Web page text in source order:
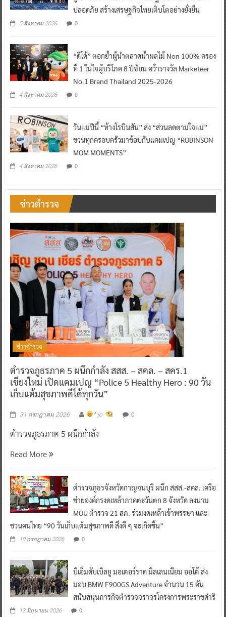
ปลอดภัย สร้างเศรษฐกิจไทยเติบโตอย่างยั่งยืน
5 สิงหาคม 2026 0
“ดีโด้” ตอกย้ำผู้นำตลาดน้ำผลไม้ Non 100% ครอง
ที่ 1 ในใจผู้บริโภค 8 ปีซ้อน คว้ารางวัล Marketeer
No.1 Brand Thailand 2025-2026
4 สิงหาคม 2026 0
วันแม่ปีนี้ “ห้างโรบินสัน” ส่ง “ส่วนลดตามใจแม่”
ชวนทุกครอบครัวมาช้อปกับแคมเปญ “ROBINSON
MOM MOMENTS”
4 สิงหาคม 2026 0
ข่าวตำรวจ
ข่าวตำรวจ
ตำรวจภูธรภาค 5 ผนึกกำลัง สสส. – สคล. – สคร.1
เชียงใหม่ เปิดแคมเปญ “Police 5 Healthy Hero : 90 วัน
เก็บแต้มสุขภาพดีได้ทุกวัน”
31 กรกฎาคม 2026 ^ jo ^ 0
ตำรวจภูธรภาค 5 ผนึกกำลัง
Read More
ตำรวจภูธรจังหวัดกาญจนบุรี ผนึก สสส.-สคล. เครือ
ข่ายองค์กรงดเหล้าภาคตะวันตก 8 จังหวัด ลงนาม
MOU ตำรวจ 21 สภ. ร่วมงดเหล้าเข้าพรรษา และ
ชวนคนไทย “90 วันเก็บแต้มสุขภาพดี สิ่งดี ๆ จะเกิดขึ้น”
10 กรกฎาคม 2026 0
บีเอ็มดับเบิลยู มอเตอร์ราด มิลเลนเนียม ออโต้ ส่ง
มอบ BMW F900GS Adventure จำนวน 15 คัน
สนับสนุนภารกิจตำรวจจราจรโครงการพระราชดำริ
13 มิถุนายน 2026 0